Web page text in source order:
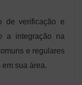
de verificação e
a integração na
e regulares
sua área.